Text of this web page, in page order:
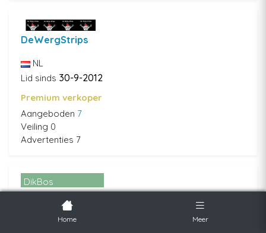
DeWergStrips
NL
Lid sinds 30-9-2012
Premium verkoper
Aangeboden 7
Veiling 0
Advertenties 7
DikBos
DikBos
Home Meer